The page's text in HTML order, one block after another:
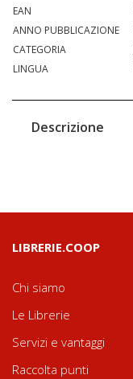
EAN
ANNO PUBBLICAZIONE
CATEGORIA
LINGUA
Descrizione
LIBRERIE.COOP
Chi siamo
Le Librerie
Servizi e vantaggi
Raccolta punti